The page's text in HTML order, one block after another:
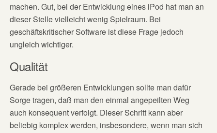
machen. Gut, bei der Entwicklung eines iPod hat man an
dieser Stelle vielleicht wenig Spielraum. Bei
geschäftskritischer Software ist diese Frage jedoch
ungleich wichtiger.
Qualität
Gerade bei größeren Entwicklungen sollte man dafür
Sorge tragen, daß man den einmal angepeilten Weg
auch konsequent verfolgt. Dieser Schritt kann aber
beliebig komplex werden, insbesondere, wenn man sich